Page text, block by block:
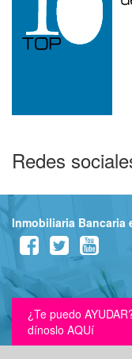
Redes
Inmobiliaria Bancaria
¿Te puedo
dínoslo AQUí